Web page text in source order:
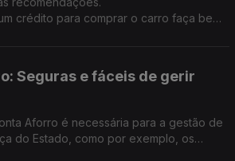
crédito para comprar o carro faça bem
Seguras e fáceis de gerir
Aforro é necessária para a gestão de
do Estado, como por exemplo, os